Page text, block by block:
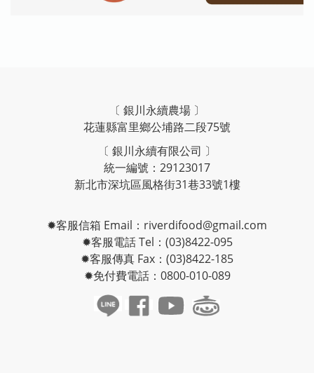
〔 銀川永續農場 〕
花蓮縣富里鄉公埔路二段75號
〔 銀川永續有限公司 〕
統一編號：29123017
新北市深坑區風格街31巷33號1樓
✹客服信箱 Email：riverdifood@gmail.com
✹客服電話 Tel：(03)8422-095
✹客服傳真 Fax：(03)8422-185
✹免付費電話：0800-010-089